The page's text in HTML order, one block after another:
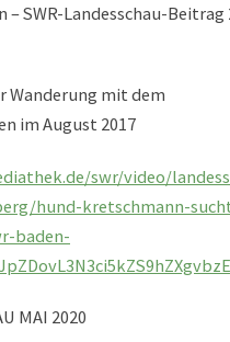
– SWR-Landesschau-Beitrag
Wanderung mit dem
im August 2017
swr/video/
hund-kretschmann-
baden-
MAI 2020